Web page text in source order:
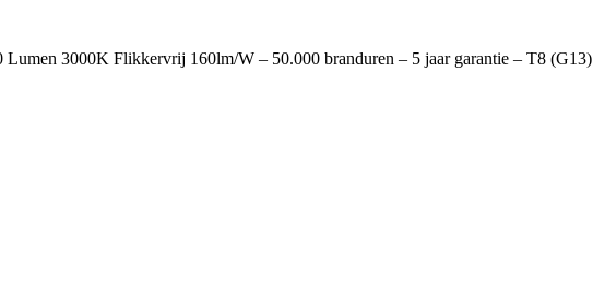
3000K Flikkervrij 160lm/W – 50.000 branduren – 5 jaar garantie – T8 (G13)